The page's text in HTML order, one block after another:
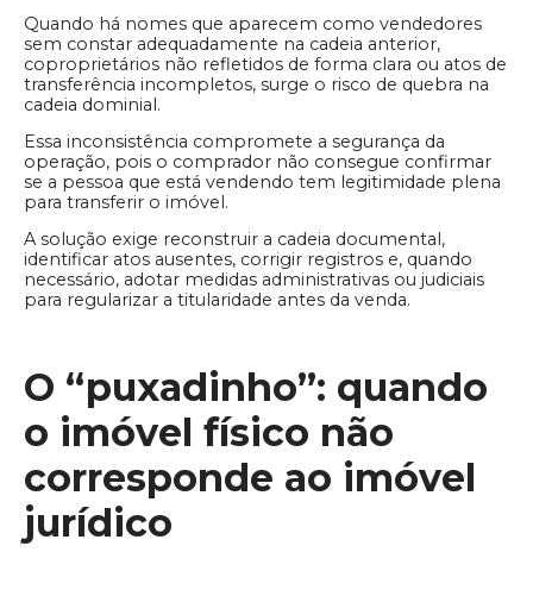
Quando há nomes que aparecem como vendedores
sem constar adequadamente na cadeia anterior,
coproprietários não refletidos de forma clara ou atos de
transferência incompletos, surge o risco de quebra na
cadeia dominial.
Essa inconsistência compromete a segurança da
operação, pois o comprador não consegue confirmar
se a pessoa que está vendendo tem legitimidade plena
para transferir o imóvel.
A solução exige reconstruir a cadeia documental,
identificar atos ausentes, corrigir registros e, quando
necessário, adotar medidas administrativas ou judiciais
para regularizar a titularidade antes da venda.
O “puxadinho”: quando
o imóvel físico não
corresponde ao imóvel
jurídico